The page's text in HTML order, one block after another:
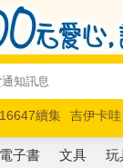
16647續集 吉伊卡哇
總動員5 超慢跑
電子書 文具 玩